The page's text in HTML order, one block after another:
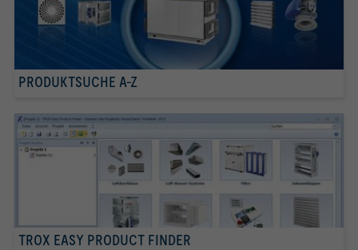
PRODUKTSUCHE A-Z
TROX EASY PRODUCT FINDER